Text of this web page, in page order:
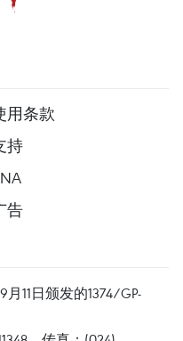
用条款
持
告
11日颁发的1374/GP-